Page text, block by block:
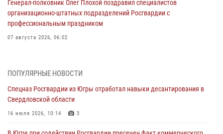
Генерал-полковник Олег Плохой поздравил специалистов
организационно-штатных подразделений Росгвардии с
профессиональным праздником
07 августа 2026, 06:02
Военнослужащие Росгвардии сбили дрон-разведчик ВСУ на южном
направлении
ПОПУЛЯРНЫЕ НОВОСТИ
Спецназ Росгвардии из Югры отработал навыки десантирования в
Свердловской области
16 июля 2026, 10:14 3